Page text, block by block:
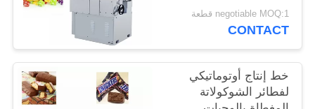
الحلويات السويسرية
الأوتوماتيكية الكاملة
negotiable MOQ:1 قطعة
CONTACT
خط إنتاج أوتوماتيكي
لفطائر الشوكولاتة